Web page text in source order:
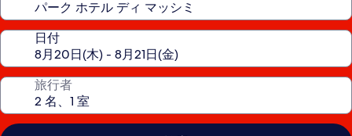
日付
旅行者